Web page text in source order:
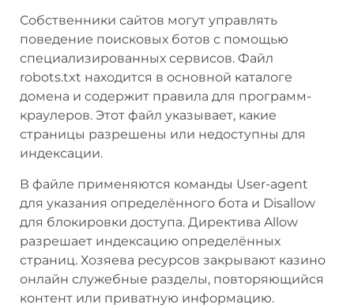
Собственники сайтов могут управлять
поведение поисковых ботов с помощью
специализированных сервисов. Файл
robots.txt находится в основной каталоге
домена и содержит правила для программ-
краулеров. Этот файл указывает, какие
страницы разрешены или недоступны для
индексации.
В файле применяются команды User-agent
для указания определённого бота и Disallow
для блокировки доступа. Директива Allow
разрешает индексацию определённых
страниц. Хозяева ресурсов закрывают казино
онлайн служебные разделы, повторяющийся
контент или приватную информацию.